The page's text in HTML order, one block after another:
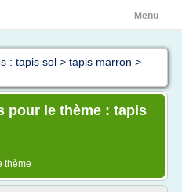
Menu
: tapis sol > tapis marron >
pour le thème : tapis
thème